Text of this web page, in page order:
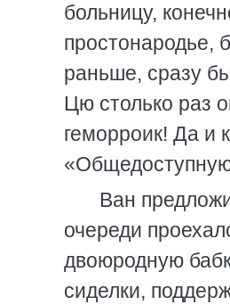
больницу,
простонародье,
раньше, сразу
Цю столько раз
геморроик! Да и
Ван
очереди
двоюродную
сиделки,